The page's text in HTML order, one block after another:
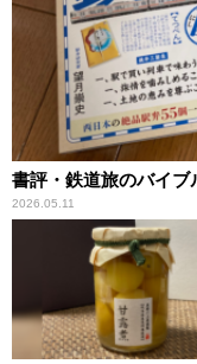
書評・鉄道旅のバイブ
2026.05.11